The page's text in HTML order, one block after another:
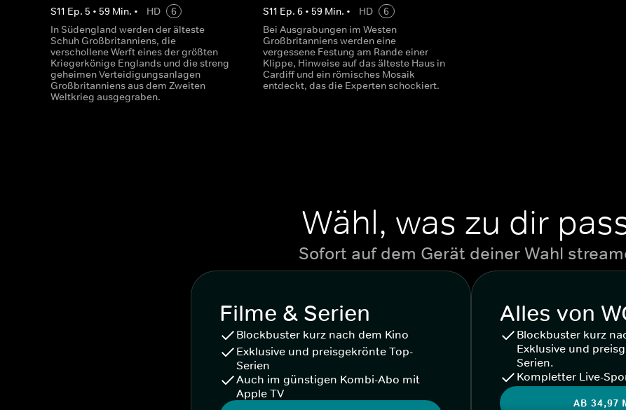
S11 Ep. 5 • 59 Min. • HD
6
In Südengland werden der älteste
Schuh Großbritanniens, die
verschollene Werft eines der größten
Kriegerkönige Englands und die streng
geheimen Verteidigungsanlagen
Großbritanniens aus dem Zweiten
Weltkrieg ausgegraben.
S11 Ep.6 • 59 Min. • HD
6
Bei Ausgrabungen im Westen
Großbritanniens werden eine
vergessene Festung am Rande einer
Klippe, Hinweise auf das älteste Haus in
Cardiff und ein römisches Mosaik
entdeckt, das die Experten schockiert.
Wähl, was zu dir
Sofort auf dem Gerät deiner Wahl
Filme & Serien
Blockbuster kurz nach dem Kino
Exklusive und preisgekrönte Top-
Serien
Auch im günstigen Kombi-Abo mit
Apple TV
Alles von
Blockbuster kurz
Exklusive und
Serien.
Kompletter Live-
AB 34,97